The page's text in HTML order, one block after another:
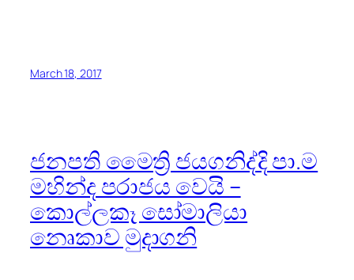
March 18, 2017
ජනපති මෛත්‍රි ජයගනිද්දි පා.ම
මහින්ද පරාජය වෙයි –
කොල්ලකෑ සෝමාලියා
නෙෘකාව මුදාගනි